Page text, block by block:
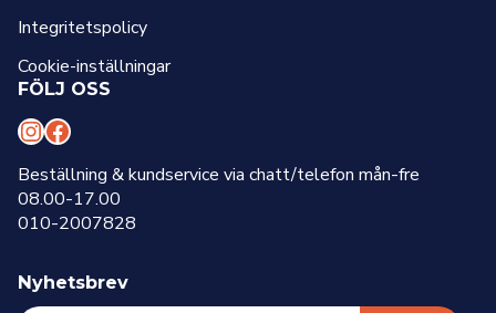
Integritetspolicy
Cookie-inställningar
FÖLJ OSS
I
n
s
t
a
g
F
a
c
e
b
o
Beställning & kundservice via chatt/telefon mån-fre
08.00-17.00
010-2007828
Nyhetsbrev